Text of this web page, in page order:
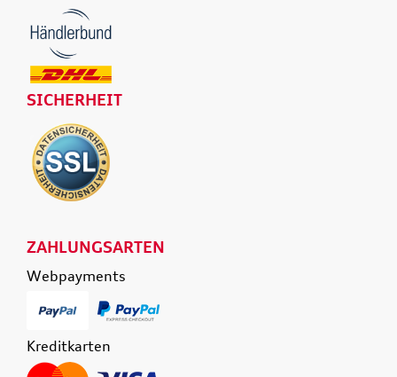
SICHERHEIT
ZAHLUNGSARTEN
Webpayments
Kreditkarten